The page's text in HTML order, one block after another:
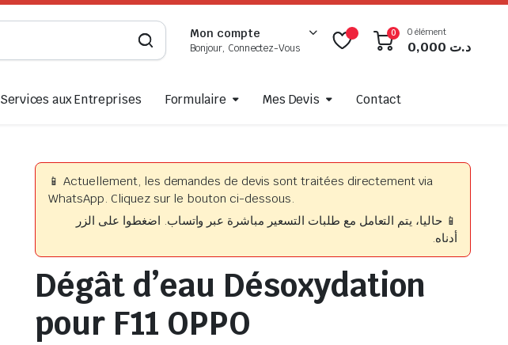
Mon compte
Bonjour, Connectez-Vous
0 0 élément
د.ت
Services aux Entreprises Formulaire Mes Devis Contact
📱 Actuellement, les demandes de devis sont traitées directement via
WhatsApp. Cliquez sur le bouton ci-dessous.
📱 حاليا، يتم التعامل مع طلبات التسعير مباشرة عبر واتساب. اضغطوا على الزر
أدناه.
Dégât d’eau Désoxydation
pour F11 OPPO